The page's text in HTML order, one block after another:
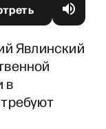
Явлинский
в